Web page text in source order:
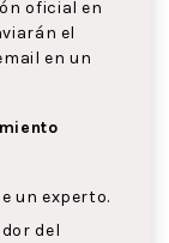
oficial en
el
en un
un experto.
del